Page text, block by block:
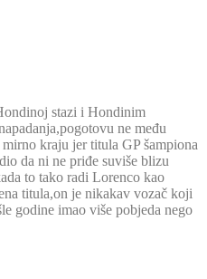
stazi i Hondinim
ne među
kraju jer titula GP šampiona
da ni ne priđe suviše blizu
to tako radi Lorenco kao
titula,on je nikakav vozač koji
godine imao više pobjeda nego